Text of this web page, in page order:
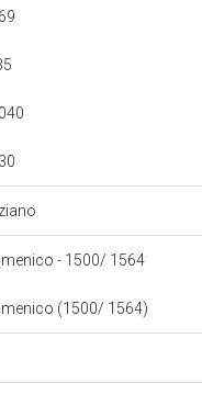
- 1500/ 1564
(1500/ 1564)